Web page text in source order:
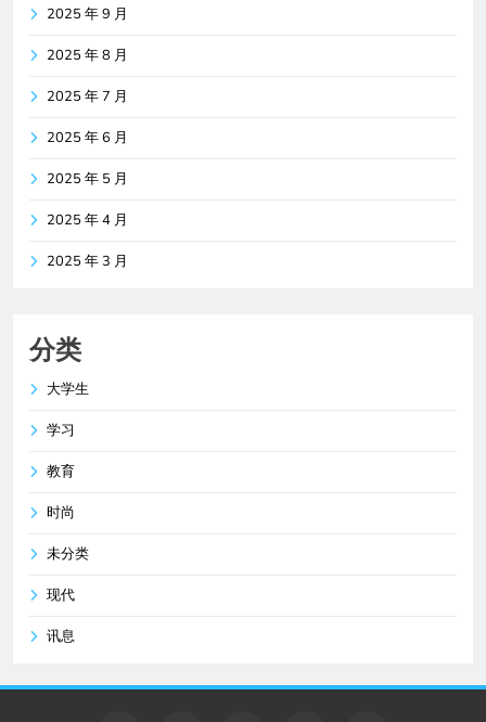
2025 年 9 月
2025 年 8 月
2025 年 7 月
2025 年 6 月
2025 年 5 月
2025 年 4 月
2025 年 3 月
分类
大学生
学习
教育
时尚
未分类
现代
讯息